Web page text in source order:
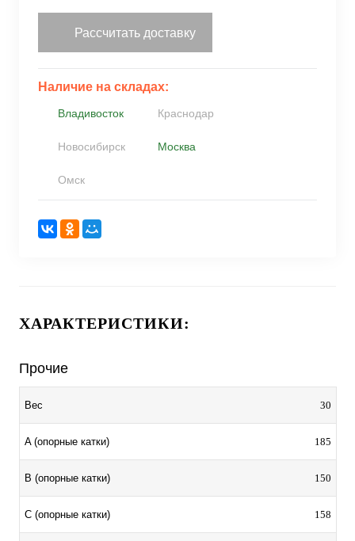
Рассчитать доставку
Наличие на складах:
Владивосток Краснодар
Новосибирск Москва
Омск
ХАРАКТЕРИСТИКИ:
Прочие
Вес 30
A (опорные катки) 185
B (опорные катки) 150
C (опорные катки) 158